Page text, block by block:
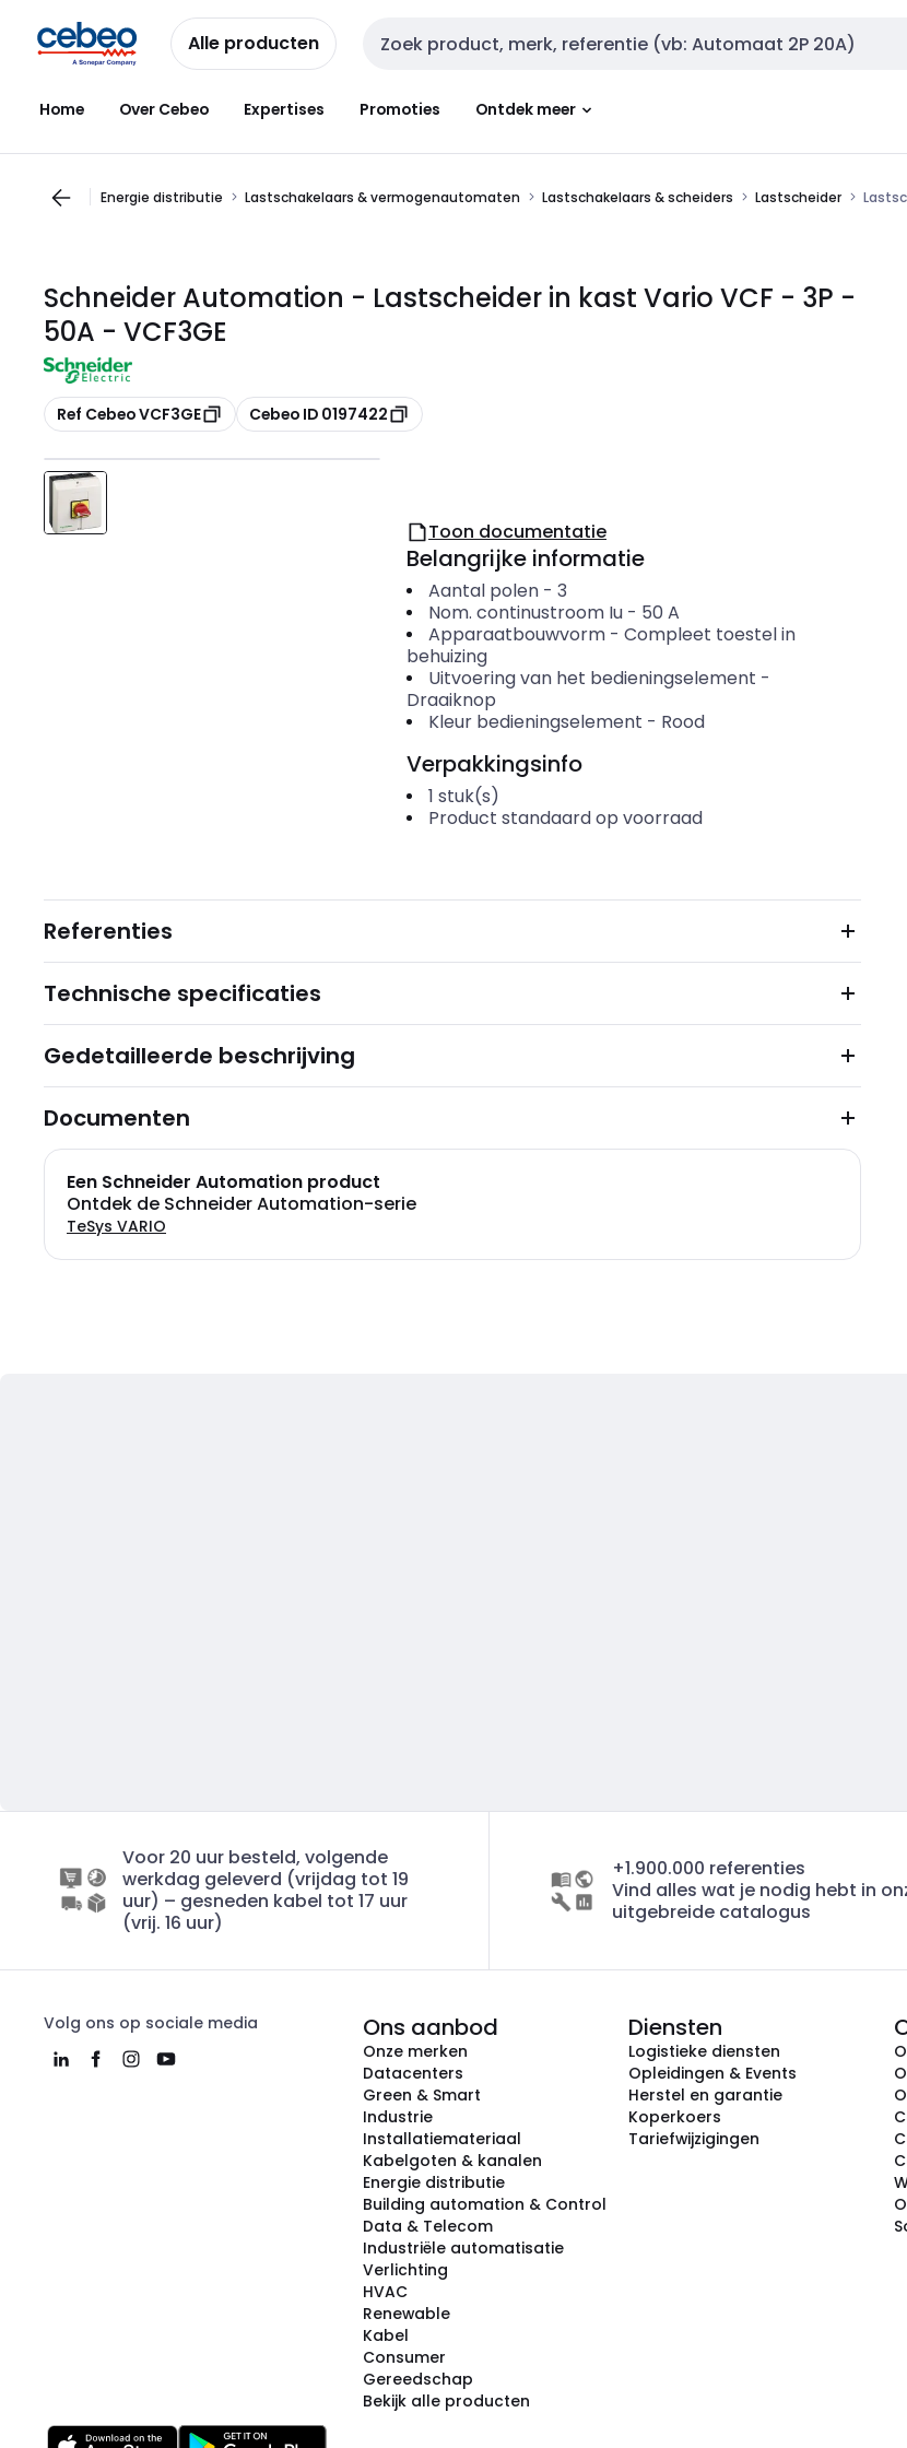
naar
navigatie
naar
inhoud
Alle producten Zoekveld invoer
Home Over Cebeo Expertises Promoties Ontdek meer
Energie distributie Lastschakelaars & vermogenautomaten Lastschakelaars & scheiders Lastscheider
Schneider Automation - Lastscheider in kast Vario VCF - 3P -
50A - VCF3GE
Kopiëren
Ref Cebeo VCF3GE Kopiëren
Cebeo ID 0197422
Toon documentatie
Belangrijke informatie
Aantal polen- 3
Nom. continustroom Iu- 50 A
Apparaatbouwvorm- Compleet toestel in
behuizing
Uitvoering van het bedieningselement -
Draaiknop
Kleur bedieningselement - Rood
Verpakkingsinfo
1 stuk(s)
Product standaard op voorraad
Referenties
Technische specificaties
Gedetailleerde beschrijving
Documenten
Een Schneider Automation product
Ontdek de Schneider Automation-serie
TeSys VARIO
Voor 20 uur besteld, volgende
werkdag geleverd (vrijdag tot 19
uur) – gesneden kabel tot 17 uur
(vrij. 16 uur)
+1.900.000 referenties
Vind alles wat je nodig hebt in
uitgebreide catalogus
Volg ons op sociale media Ons aanbod
Onze merken
Datacenters
Green & Smart
Industrie
Installatiemateriaal
Kabelgoten & kanalen
Energie distributie
Building automation & Control
Data & Telecom
Industriële automatisatie
Verlichting
HVAC
Renewable
Kabel
Consumer
Gereedschap
Bekijk alle producten
Diensten
Logistieke diensten
Opleidingen & Events
Herstel en garantie
Koperkoers
Tariefwijzigingen